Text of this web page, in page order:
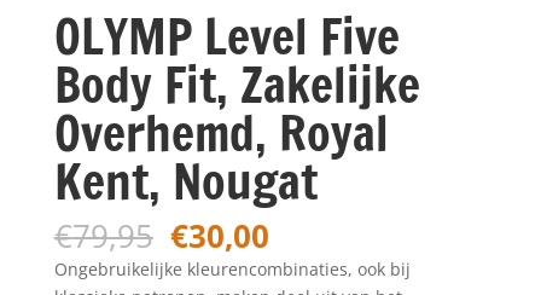
OLYMP Level Five
Body Fit, Zakelijke
Overhemd, Royal
Kent, Nougat
€79,95 Oorspronkelijke
prijs
€30,00Huidige
prijs
Ongebruikelijke kleurencombinaties, ook bij